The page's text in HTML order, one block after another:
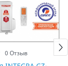
0 Отзыв